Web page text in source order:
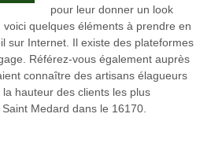
pour leur donner un look
quelques éléments à prendre en
sur Internet. Il existe des plateformes
Référez-vous également auprès
connaître des artisans élagueurs
hauteur des clients les plus
Medard dans le 16170.